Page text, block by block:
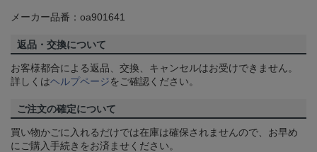
メーカー品番：oa901641
返品・交換について
お客様都合による返品、交換、キャンセルはお受けできません。
詳しくはヘルプページをご確認ください。
ご注文の確定について
買い物かごに入れるだけでは在庫は確保されませんので、お早め
にご購入手続きをお済ませください。